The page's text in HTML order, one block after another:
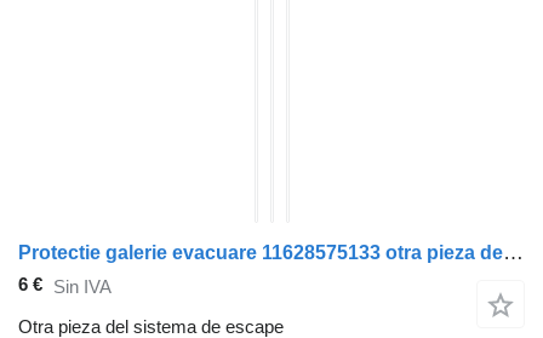
Protectie galerie evacuare 11628575133 otra pieza del sistema de escape para BMW X7 coche
6 € Sin IVA
Otra pieza del sistema de escape